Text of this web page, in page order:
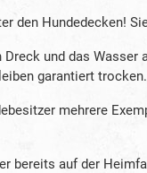
den Hundedecken!
und das
garantiert trocken.
mehrere
bereits auf der